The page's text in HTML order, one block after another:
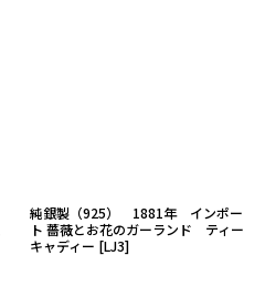
純銀製（925） 1881年 インポー
ト 薔薇とお花のガーランド ティー
キャディー [LJ3]